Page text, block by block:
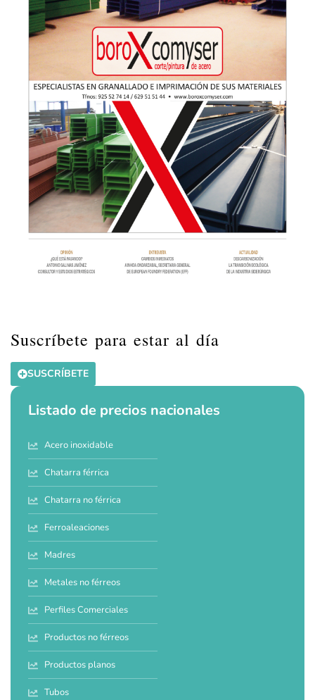
Suscríbete para estar al día
SUSCRÍBETE
Listado de precios nacionales
Acero inoxidable
Chatarra férrica
Chatarra no férrica
Ferroaleaciones
Madres
Metales no férreos
Perfiles Comerciales
Productos no férreos
Productos planos
Tubos